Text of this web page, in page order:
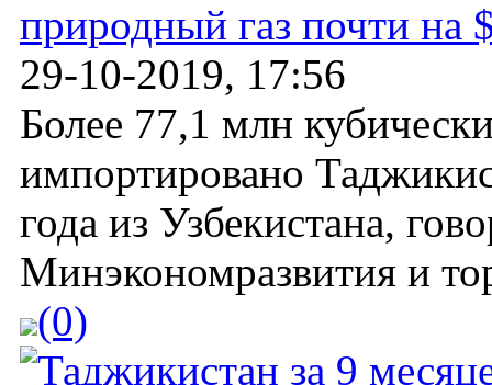
природный газ почти на
29-10-2019, 17:56
Более 77,1 млн
импортировано
года из Узбекистана,
Минэкономразвития и
(0)